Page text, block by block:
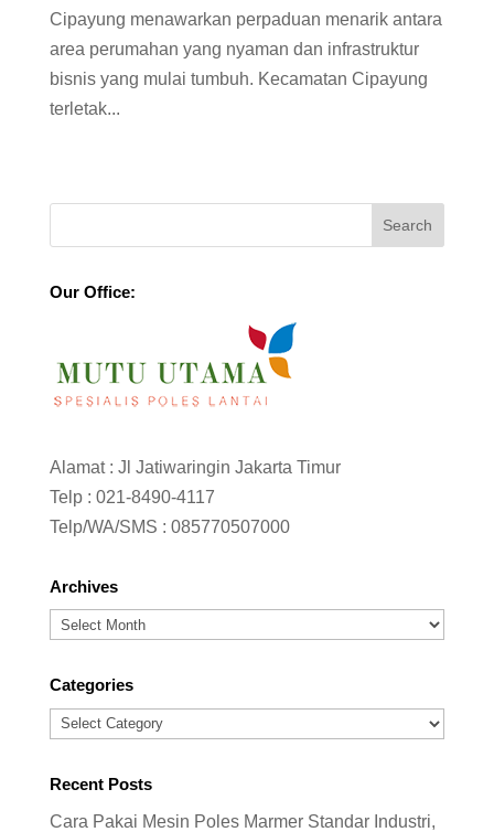
Cipayung menawarkan perpaduan menarik antara
area perumahan yang nyaman dan infrastruktur
bisnis yang mulai tumbuh. Kecamatan Cipayung
terletak...
Our Office:
Alamat : Jl Jatiwaringin Jakarta Timur
Telp : 021-8490-4117
Telp/WA/SMS : 085770507000
Archives
Archives
Categories
Categories
Recent Posts
Cara Pakai Mesin Poles Marmer Standar Industri,